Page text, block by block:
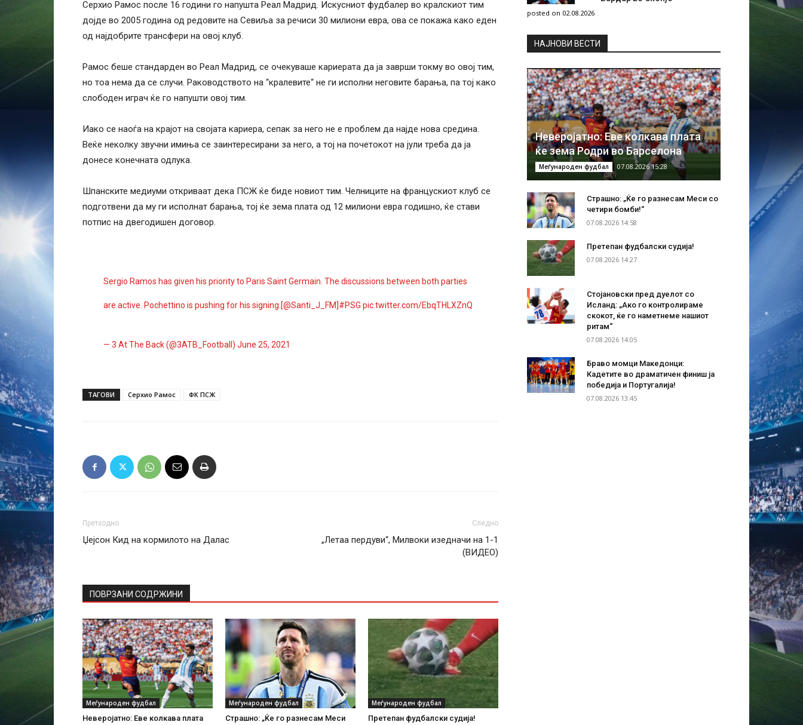
Серхио Рамос после 16 години го напушта Реал Мадрид. Искусниот фудбалер во кралскиот тим
дојде во 2005 година од редовите на Севиља за речиси 30 милиони евра, ова се покажа како еден
од најдобрите трансфери на овој клуб.
Рамос беше стандарден во Реал Мадрид, се очекуваше кариерата да ја заврши токму во овој тим,
но тоа нема да се случи. Раководството на “кралевите“ не ги исполни неговите барања, па тој како
слободен играч ќе го напушти овој тим.
Иако се наоѓа на крајот на својата кариера, сепак за него не е проблем да најде нова средина.
Веќе неколку звучни имиња се заинтересирани за него, а тој на почетокот на јули треба да ја
донесе конечната одлука.
Шпанските медиуми откриваат дека ПСЖ ќе биде новиот тим. Челниците на францускиот клуб се
подготвени да му ги исполнат барања, тој ќе зема плата од 12 милиони евра годишно, ќе стави
потпис на двегодишен договор.
Sergio Ramos has given his priority to Paris Saint Germain. The discussions between both parties
are active. Pochettino is pushing for his signing.[@Santi_J_FM]#PSG pic.twitter.com/EbqTHLXZnQ
— 3 At The Back (@3ATB_Football) June 25, 2021
ТАГОВИ Серхио Рамос ФК ПСЖ
Претходно
Џејсон Кид на кормилото на Далас
Следно
„Летаа пердуви“, Милвоки изедначи на 1-1
(ВИДЕО)
ПОВРЗАНИ СОДРЖИНИ
Меѓународен фудбал
Неверојатно: Еве колкава плата
Меѓународен фудбал
Страшно: „Ќе го разнесам Меси
Меѓународен фудбал
Претепан фудбалски судија!
posted on 02.08.2026
НAЈНОВИ ВЕСТИ
Неверојатно: Еве колкава плата
ќе зема Родри во Барселона
Меѓународен фудбал 07.08.2026 15:28
Страшно: „Ќе го разнесам Меси со
четири бомби!“
07.08.2026 14:58
Претепан фудбалски судија!
07.08.2026 14:27
Стојановски пред дуелот со
Исланд: „Ако го контролираме
скокот, ќе го наметнеме нашиот
ритам“
07.08.2026 14:05
Браво момци Македонци:
Кадетите во драматичен финиш ја
победија и Португалија!
07.08.2026 13:45